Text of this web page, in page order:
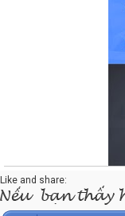
Like and share: